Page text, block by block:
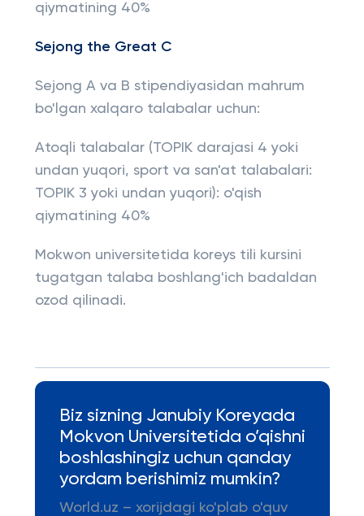
qiymatining 40%
Sejong the Great C
Sejong A va B stipendiyasidan mahrum
bo'lgan xalqaro talabalar uchun:
Atoqli talabalar (TOPIK darajasi 4 yoki
undan yuqori, sport va san'at talabalari:
TOPIK 3 yoki undan yuqori): o'qish
qiymatining 40%
Mokwon universitetida koreys tili kursini
tugatgan talaba boshlang'ich badaldan
ozod qilinadi.
Biz sizning Janubiy Koreyada
Mokvon Universitetida o’qishni
boshlashingiz uchun qanday
yordam berishimiz mumkin?
World.uz – xorijdagi ko'plab o'quv